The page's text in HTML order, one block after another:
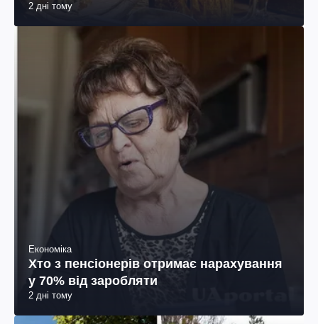
2 дні тому
Економіка
Хто з пенсіонерів отримає нарахування
у 70% від заробляти
2 дні тому